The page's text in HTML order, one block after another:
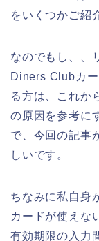
をいくつかご紹
なのでもし、、
Diners Clubカ
る方は、これか
の原因を参考に
で、今回の記事
しいです。
ちなみに私自身
カードが使えな
有効期限の入力